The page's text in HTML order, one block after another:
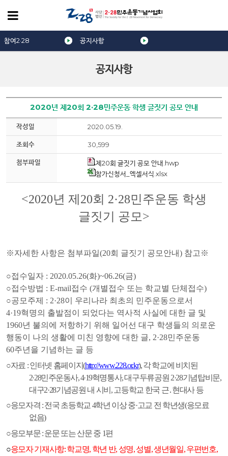
공지사항
참여2·28 공지사항
2020년 제20회 2·28민주운동 학생 글짓기 공모 안내
작성일 2020.05.19.
조회수 30,599
첨부파일
제20회 글짓기 공모 안내.hwp
참가신청서_엑셀서식.xlsx
<2020년 제20회 2·28민주운동 학생
글짓기 공모>
※자세한 사항은 첨부파일(20회 글짓기 공모안내) 참고※
○접수일자 : 2020.05.26(화)~06.26(금)
○접수방법 : E-mail접수 (개별접수 또는 학교별 단체접수)
○공모주제 : 2·28이 우리나라 최초의 민주운동으로서
4·19혁명의 출발점이 되었다는 역사적 사실에 대한 글 및
1960년 불의에 저항하기 위해 일어선 대구 학생들의 의로운
행동이 나의 생활에 미친 영향에 대한 글, 2·28민주운동
60주년을 기념하는 글 등
○자료 : 인터넷 홈페이지(http://www.228.or.kr),각 학교에 비치된
2·28민주운동사, 4·19혁명통사,대구두류공원 2·28기념탑비문,
대구2·28기념공원 내 시비 , 고등학교 한국 근․현대사 등
○응모자격 :전국 초등학교 4학년 이상 중·고교 전 학년생(응모료
없음)
○응모부문:운문 또는 산문 중 1편
○응모자 기재사항:학교명, 학년 반, 성명,성별,생년월일,우편번호,